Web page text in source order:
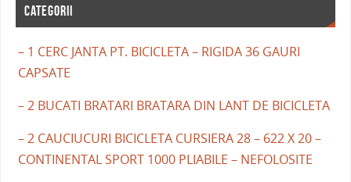
CATEGORII
– 1 CERC JANTA PT. BICICLETA – RIGIDA 36 GAURI
CAPSATE
– 2 BUCATI BRATARI BRATARA DIN LANT DE BICICLETA
– 2 CAUCIUCURI BICICLETA CURSIERA 28 – 622 X 20 –
CONTINENTAL SPORT 1000 PLIABILE – NEFOLOSITE